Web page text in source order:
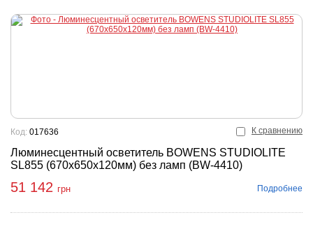
К сравнению
Люминесцентный осветитель BOWENS STUDIOLITE
SL855 (670x650x120мм) без ламп (BW-4410)
Код: 017636
51 142 грн Подробнее